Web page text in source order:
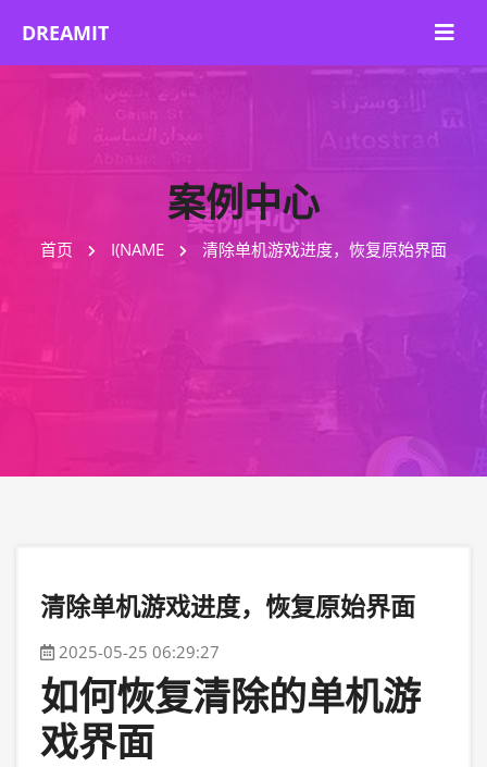
案例中心
首页 I(NAME 清除单机游戏进度，恢复原始界面
清除单机游戏进度，恢复原始界面
2025-05-25 06:29:27
如何恢复清除的单机游
戏界面